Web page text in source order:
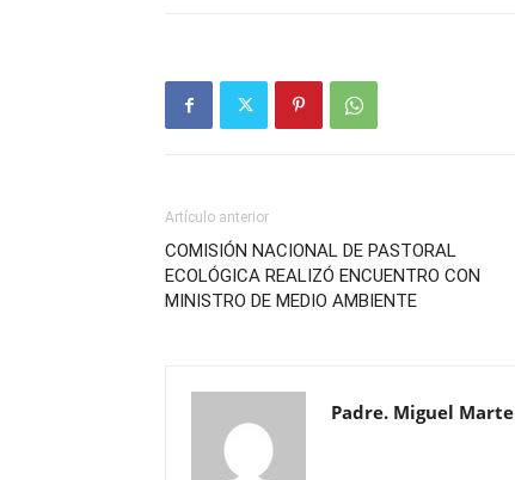
Artículo anterior
COMISIÓN NACIONAL DE PASTORAL
ECOLÓGICA REALIZÓ ENCUENTRO CON
MINISTRO DE MEDIO AMBIENTE
Padre. Miguel Marte